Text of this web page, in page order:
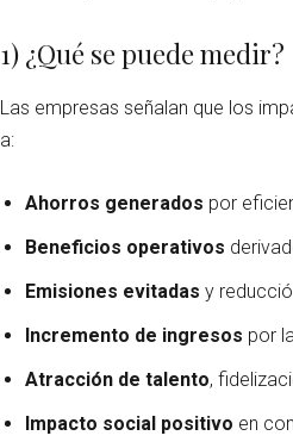
1) ¿Qué se puede medir?
Las empresas señalan que los
a:
Ahorros generados por
Beneficios operativos
Emisiones evitadas y
Incremento de ingresos por
Atracción de talento,
Impacto social positivo en